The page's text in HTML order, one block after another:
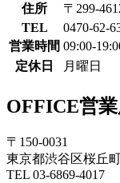
住所
〒299-
TEL
0470-62-
営業時間 09:00-
定休日
月曜日
OFFICE営
〒150-0031
東京都渋谷区桜丘
TEL 03-6869-4017